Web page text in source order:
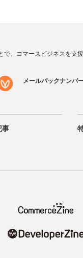
、コマースビジネスを支援
メールバックナンバ
事